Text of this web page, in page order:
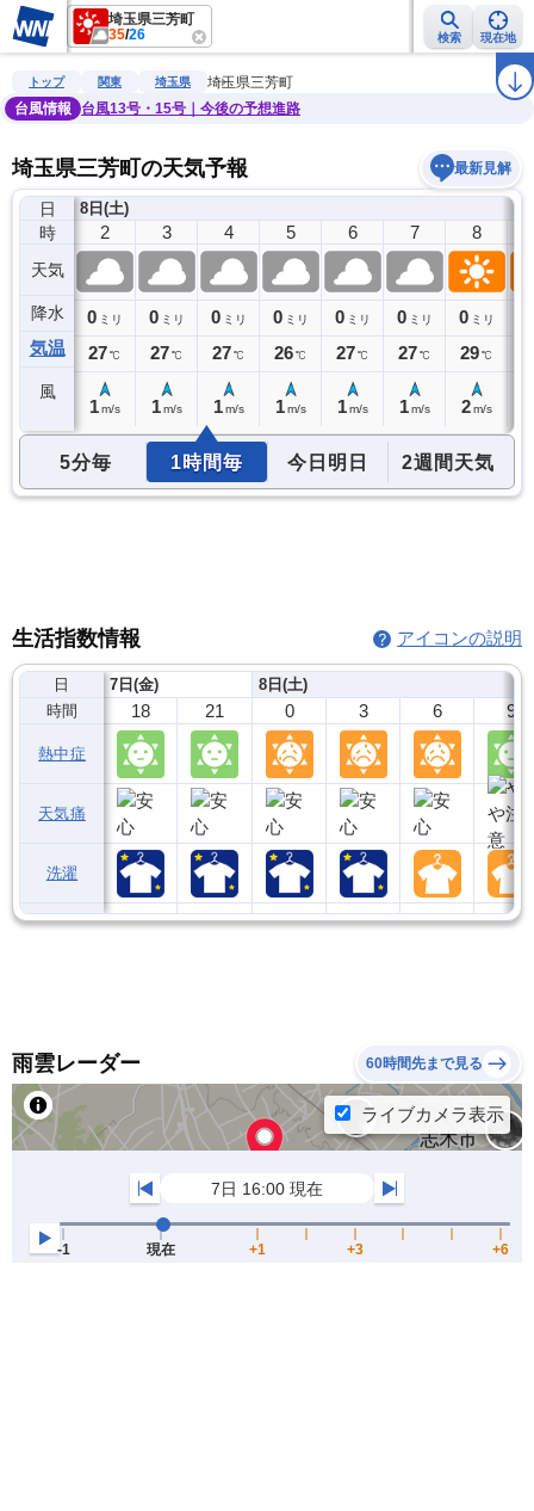
埼玉県三芳町
35/26 検索 現在地
雨雲レーダー 台風情報 地震情報 ラ
トップ 関東 埼玉県
埼玉県三芳町
台風情報
台風13号・15号｜今後の予想進路
埼玉県三芳町の天気予報 最新見解
日
時
天気
降水
気温
風
8日(土)
1
0ミリ
27℃
2
0 ミリ
27℃
1 m/s
3
0 ミリ
27℃
1 m/s
4
0 ミリ
27℃
1 m/s
5
0 ミリ
26℃
1 m/s
6
0 ミリ
27℃
1 m/s
7
0 ミリ
27℃
1 m/s
8
0 ミリ
29℃
2 m/s
5分毎 1時間毎 今日明日 2週間天気
生活指数情報 アイコンの説明
日
時間
熱中症
天気痛
洗濯
7日(金)
18 21
8日(土)
0 3 6 9
雨雲レーダー 60時間先まで見る